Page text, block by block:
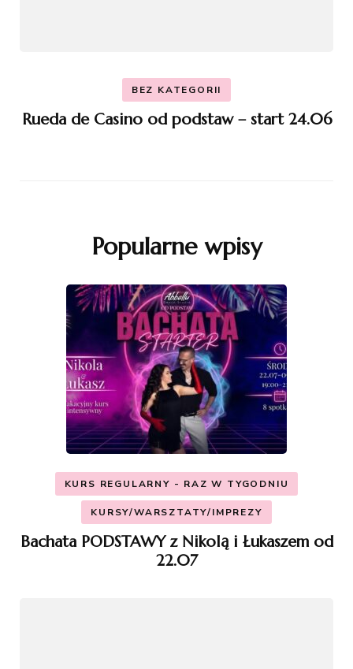
BEZ KATEGORII
Rueda de Casino od podstaw – start 24.06
Popularne wpisy
KURS REGULARNY - RAZ W TYGODNIU
KURSY/WARSZTATY/IMPREZY
Bachata PODSTAWY z Nikolą i Łukaszem od
22.07